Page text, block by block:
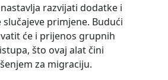
razvijati dodatke i
primjene. Budući
će i prijenos grupnih
što ovaj alat čini
za migraciju.